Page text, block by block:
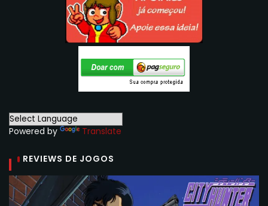
Powered by Translate
REVIEWS DE JOGOS